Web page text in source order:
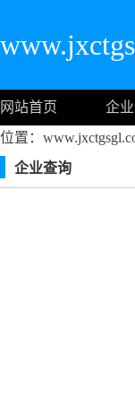
网站首页 企
位置：
企业查询